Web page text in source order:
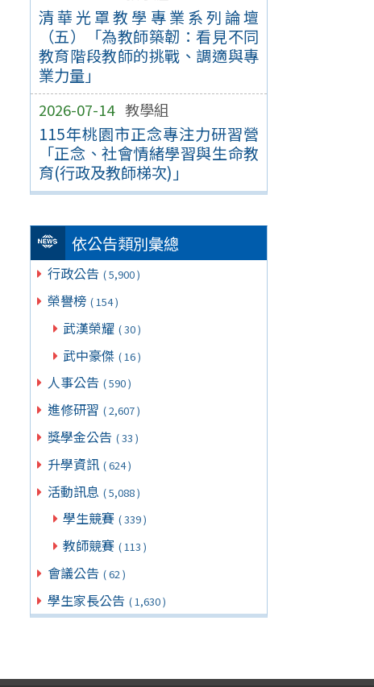
清華光罩教學專業系列論壇
（五）「為教師築韌：看見不同
教育階段教師的挑戰、調適與專
業力量」
2026-07-14 教學組
115年桃園市正念專注力研習營
「正念、社會情緒學習與生命教
育(行政及教師梯次)」
依公告類別彙總
行政公告 ( 5,900 )
榮譽榜 ( 154 )
武漢榮耀 ( 30 )
武中豪傑 ( 16 )
人事公告 ( 590 )
進修研習 ( 2,607 )
獎學金公告 ( 33 )
升學資訊 ( 624 )
活動訊息 ( 5,088 )
學生競賽 ( 339 )
教師競賽 ( 113 )
會議公告 ( 62 )
學生家長公告 ( 1,630 )